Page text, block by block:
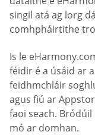
singil atá ag lorg
comhpháirtithe
Is le
féidir é a úsáid ar
feidhmchláir
agus fiú ar
faoi seach.
mó ar domhan.